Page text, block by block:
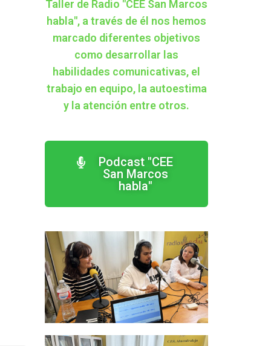
Taller de Radio "CEE San Marcos
habla", a través de él nos hemos
marcado diferentes objetivos
como desarrollar las
habilidades comunicativas, el
trabajo en equipo, la autoestima
y la atención entre otros.
Podcast "CEE
San Marcos
habla"